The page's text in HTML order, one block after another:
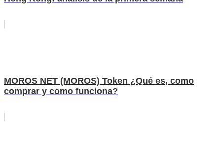
MOROS NET (MOROS) Token ¿Qué es, como
comprar y como funciona?